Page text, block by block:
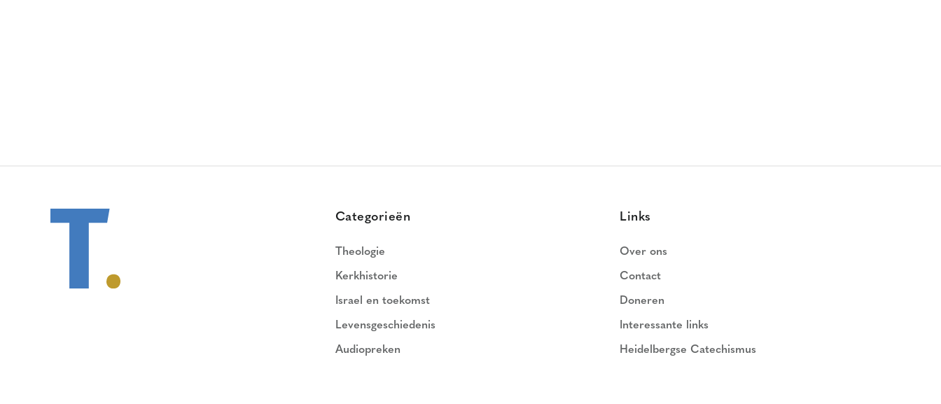
Categorieën
Theologie
Kerkhistorie
Israel en toekomst
Levensgeschiedenis
Audiopreken
Links
Over ons
Contact
Doneren
Interessante links
Heidelbergse Catechismus